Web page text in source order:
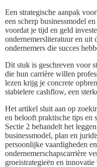
Een strategische aanpak
een scherp businessmodel
voordat je tijd en geld
ondernemersliteratuur en uit
ondernemers die succes
Dit stuk is geschreven voor
die hun carrière willen
lezen krijg je concrete
stabielere cashflow, een
Het artikel sluit aan op
en belooft praktische tips en
Sectie 2 behandelt het
businessmodel, plan en
persoonlijke vaardigheden
ondernemerschapscarrière
groeistrategieën en